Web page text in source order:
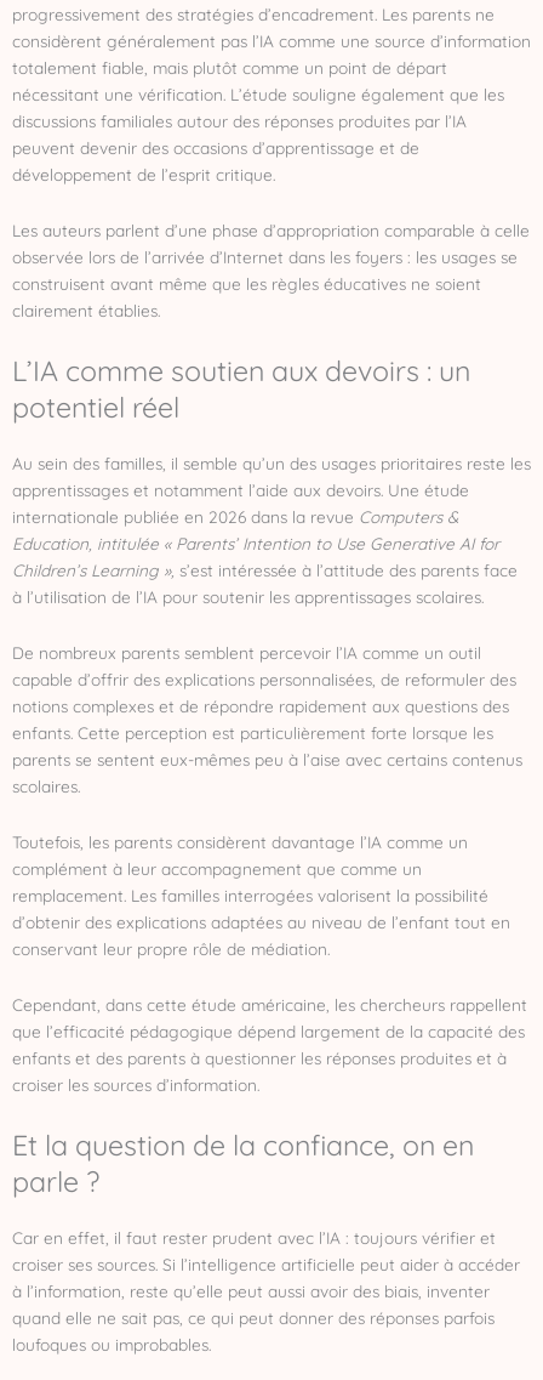
progressivement des stratégies d’encadrement. Les parents ne
considèrent généralement pas l’IA comme une source d’information
totalement fiable, mais plutôt comme un point de départ
nécessitant une vérification. L’étude souligne également que les
discussions familiales autour des réponses produites par l’IA
peuvent devenir des occasions d’apprentissage et de
développement de l’esprit critique.
Les auteurs parlent d’une phase d’appropriation comparable à celle
observée lors de l’arrivée d’Internet dans les foyers : les usages se
construisent avant même que les règles éducatives ne soient
clairement établies.
L’IA comme soutien aux devoirs : un
potentiel réel
Au sein des familles, il semble qu’un des usages prioritaires reste les
apprentissages et notamment l’aide aux devoirs. Une étude
internationale publiée en 2026 dans la revue Computers &
Education, intitulée « Parents’ Intention to Use Generative AI for
Children’s Learning », s’est intéressée à l’attitude des parents face
à l’utilisation de l’IA pour soutenir les apprentissages scolaires.
De nombreux parents semblent percevoir l’IA comme un outil
capable d’offrir des explications personnalisées, de reformuler des
notions complexes et de répondre rapidement aux questions des
enfants. Cette perception est particulièrement forte lorsque les
parents se sentent eux-mêmes peu à l’aise avec certains contenus
scolaires.
Toutefois, les parents considèrent davantage l’IA comme un
complément à leur accompagnement que comme un
remplacement. Les familles interrogées valorisent la possibilité
d’obtenir des explications adaptées au niveau de l’enfant tout en
conservant leur propre rôle de médiation.
Cependant, dans cette étude américaine, les chercheurs rappellent
que l’efficacité pédagogique dépend largement de la capacité des
enfants et des parents à questionner les réponses produites et à
croiser les sources d’information.
Et la question de la confiance, on en
parle ?
Car en effet, il faut rester prudent avec l’IA : toujours vérifier et
croiser ses sources. Si l’intelligence artificielle peut aider à accéder
à l’information, reste qu’elle peut aussi avoir des biais, inventer
quand elle ne sait pas, ce qui peut donner des réponses parfois
loufoques ou improbables.